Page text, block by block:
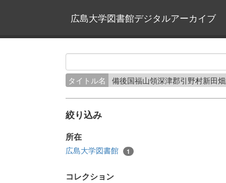
広島大学図書館デジタルアーカイブ
タイトル名 備後国福山領深津郡引野村新田
絞り込み
所在
広島大学図書館 1
コレクション